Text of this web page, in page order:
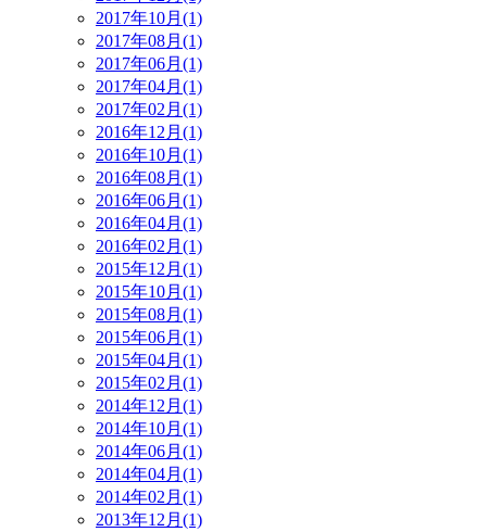
2017年10月(1)
2017年08月(1)
2017年06月(1)
2017年04月(1)
2017年02月(1)
2016年12月(1)
2016年10月(1)
2016年08月(1)
2016年06月(1)
2016年04月(1)
2016年02月(1)
2015年12月(1)
2015年10月(1)
2015年08月(1)
2015年06月(1)
2015年04月(1)
2015年02月(1)
2014年12月(1)
2014年10月(1)
2014年06月(1)
2014年04月(1)
2014年02月(1)
2013年12月(1)